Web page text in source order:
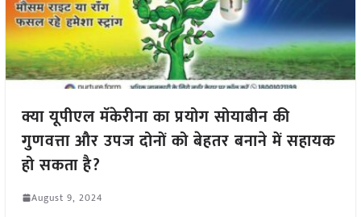
क्या यूपीएल मॅकेरीना का प्रयोग सोयाबीन की
गुणवत्ता और उपज दोनों को बेहतर बनाने में सहायक
हो सकता है?
August 9, 2024